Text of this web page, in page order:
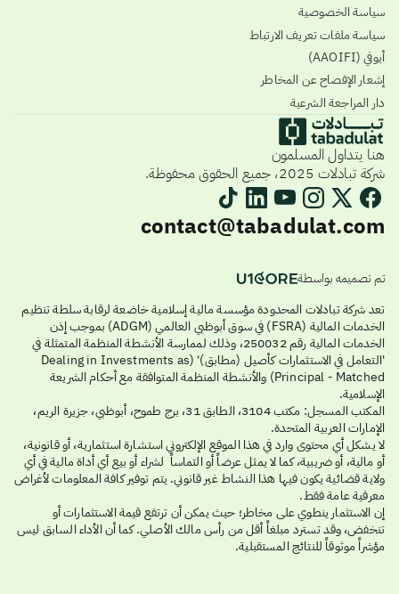
سياسة الخصوصية
سياسة ملفات تعريف الارتباط
أيوفي (AAOIFI)
إشعار الإفصاح عن المخاطر
دار المراجعة الشرعية
هنا يتداول المسلمون
شركة تبادلات 2025، جميع الحقوق محفوظة.
contact@tabadulat.com
تم تصميمه بواسطة
تعد شركة تبادلات المحدودة مؤسسة مالية إسلامية خاضعة لرقابة سلطة تنظيم
الخدمات المالية (FSRA) في سوق أبوظبي العالمي (ADGM) بموجب إذن
الخدمات المالية رقم 250032، وذلك لممارسة الأنشطة المنظمة المتمثلة في
'التعامل في الاستثمارات كأصيل (مطابق)' (Dealing in Investments as
Principal - Matched) والأنشطة المنظمة المتوافقة مع أحكام الشريعة
الإسلامية.
المكتب المسجل: مكتب 3104، الطابق 31، برج طموح، أبوظبي، جزيرة الريم،
الإمارات العربية المتحدة.
لا يشكل أي محتوى وارد في هذا الموقع الإلكتروني استشارة استثمارية، أو قانونية،
أو مالية، أو ضريبية، كما لا يمثل عرضاً أو التماساً لشراء أو بيع أي أداة مالية في أي
ولاية قضائية يكون فيها هذا النشاط غير قانوني. يتم توفير كافة المعلومات لأغراض
معرفية عامة فقط.
إن الاستثمار ينطوي على مخاطر؛ حيث يمكن أن ترتفع قيمة الاستثمارات أو
تنخفض، وقد تسترد مبلغاً أقل من رأس مالك الأصلي. كما أن الأداء السابق ليس
مؤشراً موثوقاً للنتائج المستقبلية.